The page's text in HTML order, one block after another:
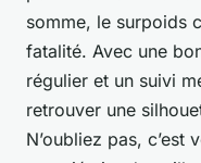
somme, le surpoids
fatalité. Avec une
régulier et un suivi
retrouver une
N’oubliez pas,